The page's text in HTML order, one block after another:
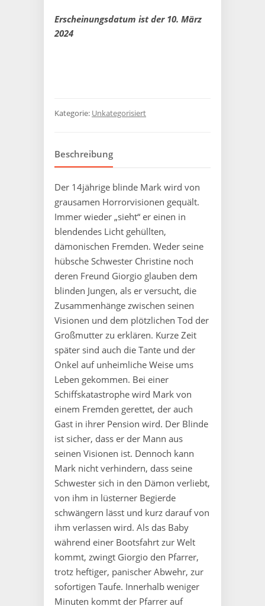
Erscheinungsdatum ist der 10. März
2024
Kategorie: Unkategorisiert
Beschreibung
Der 14jährige blinde Mark wird von
grausamen Horrorvisionen gequält.
Immer wieder „sieht“ er einen in
blendendes Licht gehüllten,
dämonischen Fremden. Weder seine
hübsche Schwester Christine noch
deren Freund Giorgio glauben dem
blinden Jungen, als er versucht, die
Zusammenhänge zwischen seinen
Visionen und dem plötzlichen Tod der
Großmutter zu erklären. Kurze Zeit
später sind auch die Tante und der
Onkel auf unheimliche Weise ums
Leben gekommen. Bei einer
Schiffskatastrophe wird Mark von
einem Fremden gerettet, der auch
Gast in ihrer Pension wird. Der Blinde
ist sicher, dass er der Mann aus
seinen Visionen ist. Dennoch kann
Mark nicht verhindern, dass seine
Schwester sich in den Dämon verliebt,
von ihm in lüsterner Begierde
schwängern lässt und kurz darauf von
ihm verlassen wird. Als das Baby
während einer Bootsfahrt zur Welt
kommt, zwingt Giorgio den Pfarrer,
trotz heftiger, panischer Abwehr, zur
sofortigen Taufe. Innerhalb weniger
Minuten kommt der Pfarrer auf